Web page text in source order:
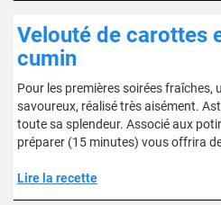
Velouté de carottes
cumin
Pour les premières soirées fraîches,
savoureux, réalisé très aisément.
toute sa splendeur. Associé aux
préparer (15 minutes) vous offrira
Lire la recette